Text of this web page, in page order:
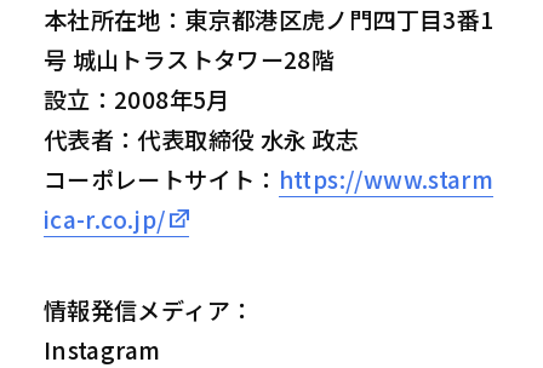
本社所在地：東京都港区虎ノ門四丁目3番1
号 城山トラストタワー28階
設立：2008年5月
代表者：代表取締役 水永 政志
コーポレートサイト： https://www.starm
ica-r.co.jp/
情報発信メディア：
Instagram